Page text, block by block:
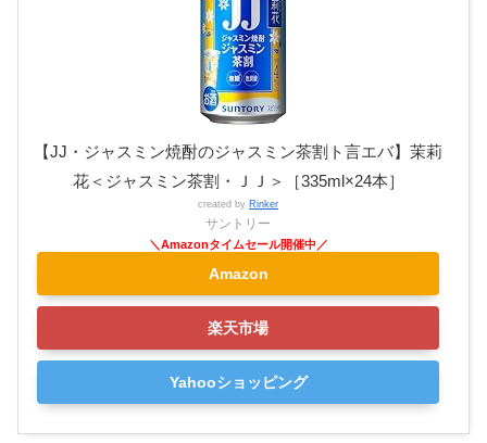
【JJ・ジャスミン焼酎のジャスミン茶割ト言エバ】茉莉
花＜ジャスミン茶割・ＪＪ＞［335ml×24本］
created by Rinker
サントリー
Amazon
楽天市場
Yahooショッピング